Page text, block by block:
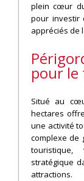
plein cœur
pour investir
appréciés de
pour
Situé au
hectares
une activité
complexe de
touristique,
stratégique
attractions.